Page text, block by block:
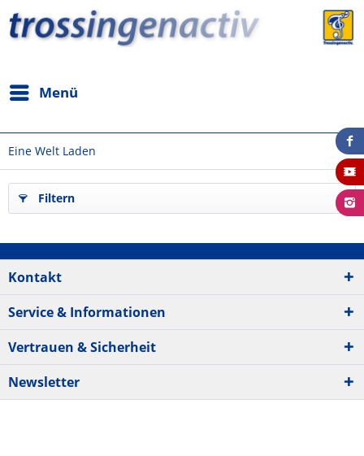
Menü
Eine Welt Laden
Filtern
Kontakt
Service & Informationen
Vertrauen & Sicherheit
Newsletter